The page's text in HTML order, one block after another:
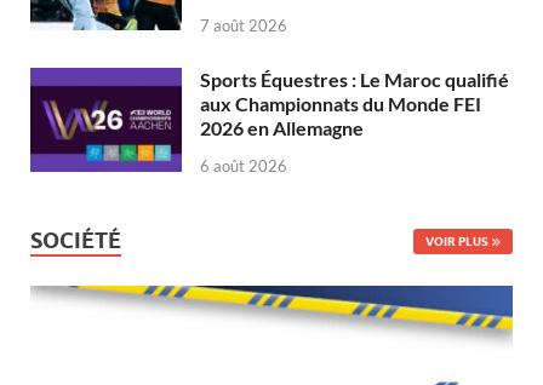
7 août 2026
Sports Équestres : Le Maroc qualifié
aux Championnats du Monde FEI
2026 en Allemagne
6 août 2026
SOCIÉTÉ VOIR PLUS